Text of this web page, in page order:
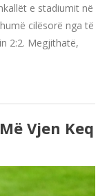
e stadiumit në
cilësorë nga të
2:2. Megjithatë,
Vjen Keq